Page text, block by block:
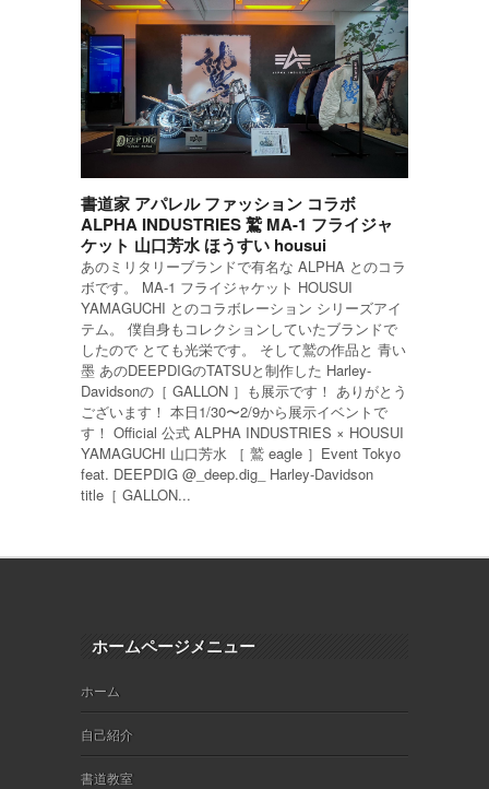
書道家 アパレル ファッション コラボ
ALPHA INDUSTRIES 鷲 MA-1 フライジャ
ケット 山口芳水 ほうすい housui
あのミリタリーブランドで有名な ALPHA とのコラ
ボです。 MA-1 フライジャケット HOUSUI
YAMAGUCHI とのコラボレーション シリーズアイ
テム。 僕自身もコレクションしていたブランドで
したので とても光栄です。 そして鷲の作品と 青い
墨 あのDEEPDIGのTATSUと制作した Harley-
Davidsonの［ GALLON ］も展示です！ ありがとう
ございます！ 本日1/30〜2/9から展示イベントで
す！ Official 公式 ALPHA INDUSTRIES × HOUSUI
YAMAGUCHI 山口芳水 ［ 鷲 eagle ］Event Tokyo
feat. DEEPDIG @_deep.dig_ Harley-Davidson
title［ GALLON...
ホームページメニュー
ホーム
自己紹介
書道教室